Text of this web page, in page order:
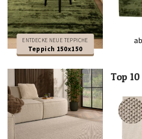
ENTDECKE NEUE TEPPICHE
Teppich 150x150
ab
Top 10